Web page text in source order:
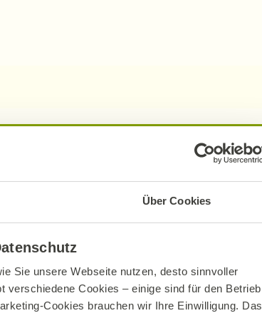
Über Cookies
Sie unsere Webseite nutzen, desto sinnvoller
verschiedene Cookies – einige sind für den Betrieb
Cookies brauchen wir Ihre Einwilligung. Das